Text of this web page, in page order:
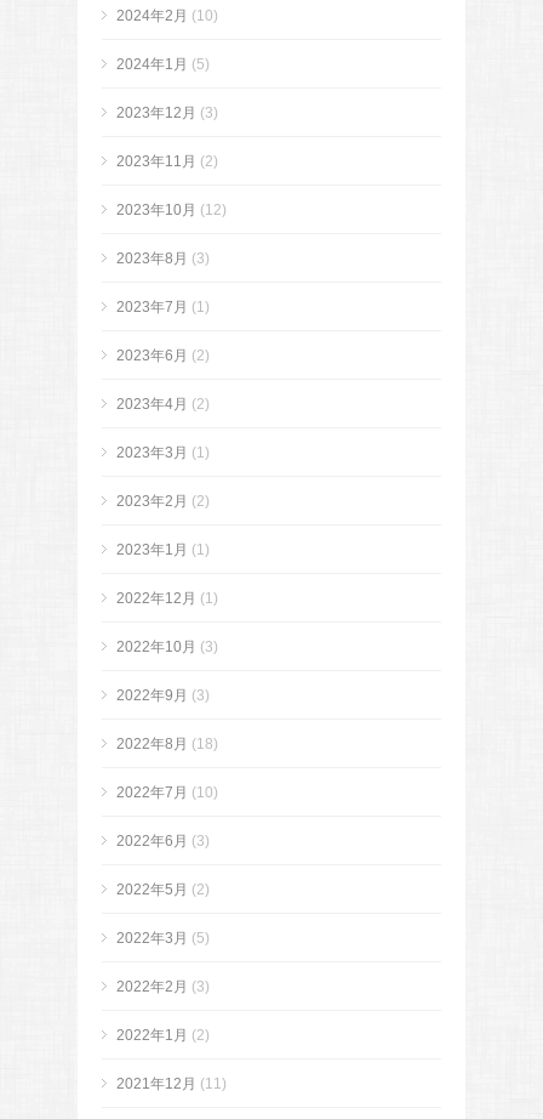
2024年2月 (10)
2024年1月 (5)
2023年12月 (3)
2023年11月 (2)
2023年10月 (12)
2023年8月 (3)
2023年7月 (1)
2023年6月 (2)
2023年4月 (2)
2023年3月 (1)
2023年2月 (2)
2023年1月 (1)
2022年12月 (1)
2022年10月 (3)
2022年9月 (3)
2022年8月 (18)
2022年7月 (10)
2022年6月 (3)
2022年5月 (2)
2022年3月 (5)
2022年2月 (3)
2022年1月 (2)
2021年12月 (11)